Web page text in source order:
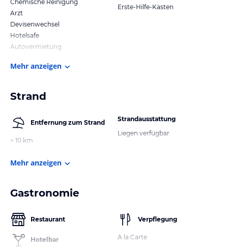
Chemische Reinigung
Arzt
Devisenwechsel
Hotelsafe
Autovermietung
Erste-Hilfe-Kasten
Mehr anzeigen
Strand
Entfernung zum Strand
> 10 km
Strandausstattung
Liegen verfügbar
Mehr anzeigen
Gastronomie
Restaurant
Hotelbar
Verpflegung
A la Carte